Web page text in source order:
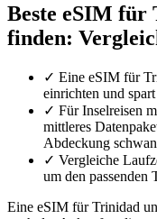
Beste eSIM für
finden:
✓ Eine eSIM für
einrichten und
✓ Für Inselreisen
mittleres
Abdeckung
✓ Vergleiche
um den passenden
Eine eSIM für Trinidad